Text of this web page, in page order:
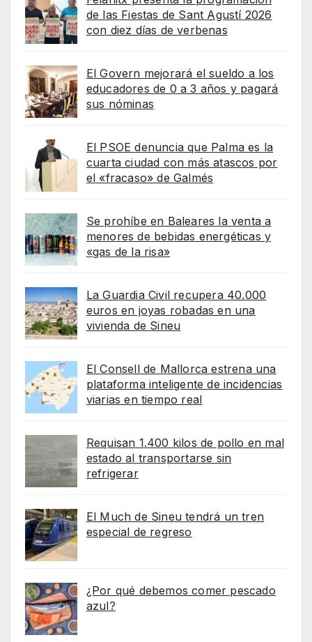
de las Fiestas de Sant Agustí 2026
con diez días de verbenas
El Govern mejorará el sueldo a los
educadores de 0 a 3 años y pagará
sus nóminas
El PSOE denuncia que Palma es la
cuarta ciudad con más atascos por
el «fracaso» de Galmés
Se prohíbe en Baleares la venta a
menores de bebidas energéticas y
«gas de la risa»
La Guardia Civil recupera 40.000
euros en joyas robadas en una
vivienda de Sineu
El Consell de Mallorca estrena una
plataforma inteligente de incidencias
viarias en tiempo real
Requisan 1.400 kilos de pollo en mal
estado al transportarse sin
refrigerar
El Much de Sineu tendrá un tren
especial de regreso
¿Por qué debemos comer pescado
azul?